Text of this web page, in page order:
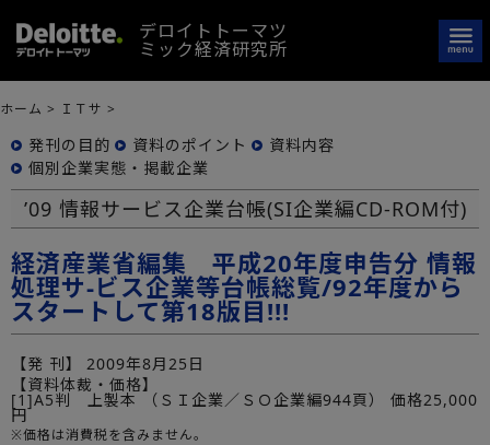
デロイトトーマツ
ミック経済研究所
ホーム > ＩＴサ >
発刊の目的 資料のポイント
資料内容
個別企業実態・掲載企業
’09 情報サービス企業台帳(SI企業編CD-ROM付)
経済産業省編集 平成20年度申告分 情報
処理サ-ビス企業等台帳総覧/92年度から
スタートして第18版目!!!
【発 刊】
2009年8月25日
【資料体裁・価格】
[1]A5判 上製本 （ＳＩ企業／ＳＯ企業編944頁） 価格25,000
円
※価格は消費税を含みません。